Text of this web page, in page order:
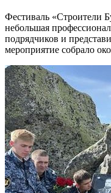
Фестиваль «Строители
небольшая
подрядчиков и
мероприятие собрало